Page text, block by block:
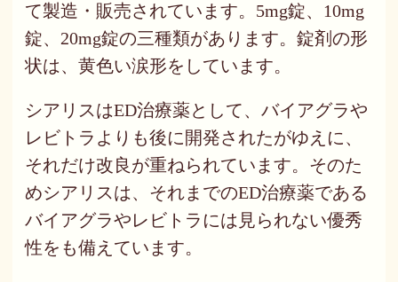
て製造・販売されています。5mg錠、10mg
錠、20mg錠の三種類があります。錠剤の形
状は、黄色い涙形をしています。
シアリスはED治療薬として、バイアグラや
レビトラよりも後に開発されたがゆえに、
それだけ改良が重ねられています。そのた
めシアリスは、それまでのED治療薬である
バイアグラやレビトラには見られない優秀
性をも備えています。